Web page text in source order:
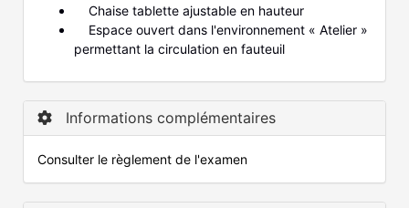
Chaise tablette ajustable en hauteur
Espace ouvert dans l'environnement « Atelier »
permettant la circulation en fauteuil
Informations complémentaires
Consulter le règlement de l'examen